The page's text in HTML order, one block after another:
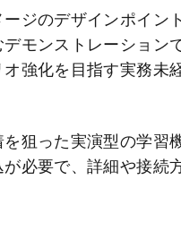
ジのデザインポイン
モンストレーション
強化を目指す実務未
狙った実演型の学習
必要で、詳細や接続